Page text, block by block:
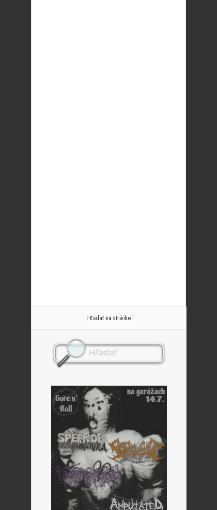
Hľadať na stránke